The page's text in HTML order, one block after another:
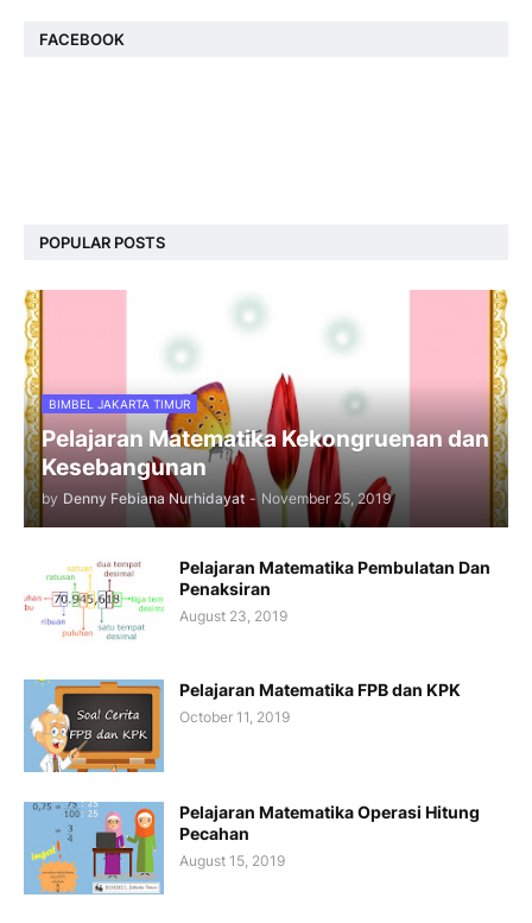
FACEBOOK
POPULAR POSTS
BIMBEL JAKARTA TIMUR
Pelajaran Matematika Kekongruenan dan
Kesebangunan
by Denny Febiana Nurhidayat - November 25, 2019
Pelajaran Matematika Pembulatan Dan
Penaksiran
August 23, 2019
Pelajaran Matematika FPB dan KPK
October 11, 2019
Pelajaran Matematika Operasi Hitung
Pecahan
August 15, 2019